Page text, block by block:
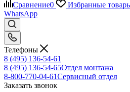
Сравнение0 Избранные
WhatsApp
Телефоны
8 (495) 136-54-61
8 (495) 136-54-65Отдел монтажа
8-800-770-04-61Сервисный отдел
Заказать звонок